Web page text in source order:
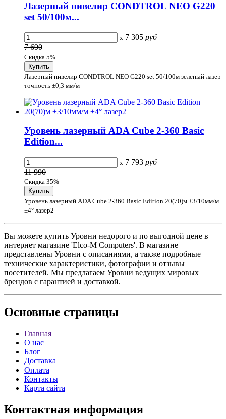
Лазерный нивелир CONDTROL NEO G220
set 50/100м...
x 7 305 руб
7 690
Скидка 5%
Лазерный нивелир CONDTROL NEO G220 set 50/100м зеленый лазер
точность ±0,3 мм/м
Уровень лазерный ADA Cube 2-360 Basic
Edition...
x 7 793 руб
11 990
Скидка 35%
Уровень лазерный ADA Cube 2-360 Basic Edition 20(70)м ±3/10мм/м
±4° лазер2
Вы можете купить Уровни недорого и по выгодной цене в
интернет магазине 'Elco-M Computers'. В магазине
представлены Уровни с описаниями, а также подробные
технические характеристики, фотографии и отзывы
посетителей. Мы предлагаем Уровни ведущих мировых
брендов с гарантией и доставкой.
Основные страницы
Главная
О нас
Блог
Доставка
Оплата
Контакты
Карта сайта
Контактная информация